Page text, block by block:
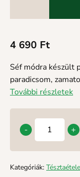
4 690 Ft
Séf módra készült
paradicsom,
További részletek
- +
Kategóriák: